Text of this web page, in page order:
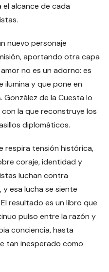
alcance de cada
nuevo personaje
aportando otra capa
no es un adorno: es
ilumina y que pone en
de la Cuesta lo
la que reconstruye los
diplomáticos.
respira tensión histórica,
coraje, identidad y
luchan contra
y esa lucha se siente
resultado es un libro que
pulso entre la razón y
conciencia, hasta
tan inesperado como